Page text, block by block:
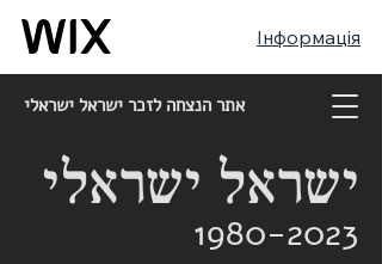
Інформація